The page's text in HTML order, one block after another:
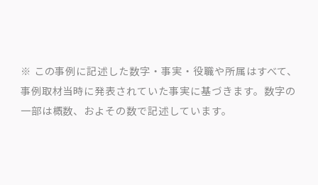
※ この事例に記述した数字・事実・役職や所属はすべて、
事例取材当時に発表されていた事実に基づきます。数字の
一部は概数、およその数で記述しています。